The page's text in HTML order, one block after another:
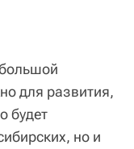
для развития,
будет
но и